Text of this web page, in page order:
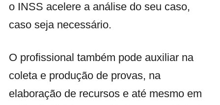
o INSS acelere a análise do seu caso,
caso seja necessário.
O profissional também pode auxiliar na
coleta e produção de provas, na
elaboração de recursos e até mesmo em